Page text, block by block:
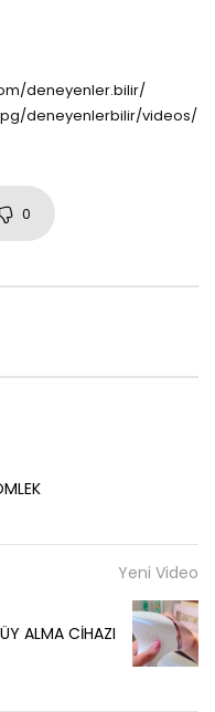
deneyenler.bilir/
deneyenlerbilir/videos/
0
Yeni Video
ALMA CİHAZI